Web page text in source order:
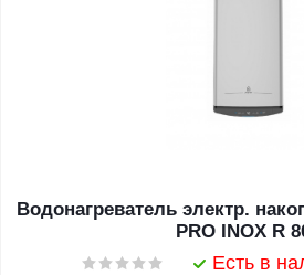
Водонагреватель электр.
PRO INOX R
Есть в